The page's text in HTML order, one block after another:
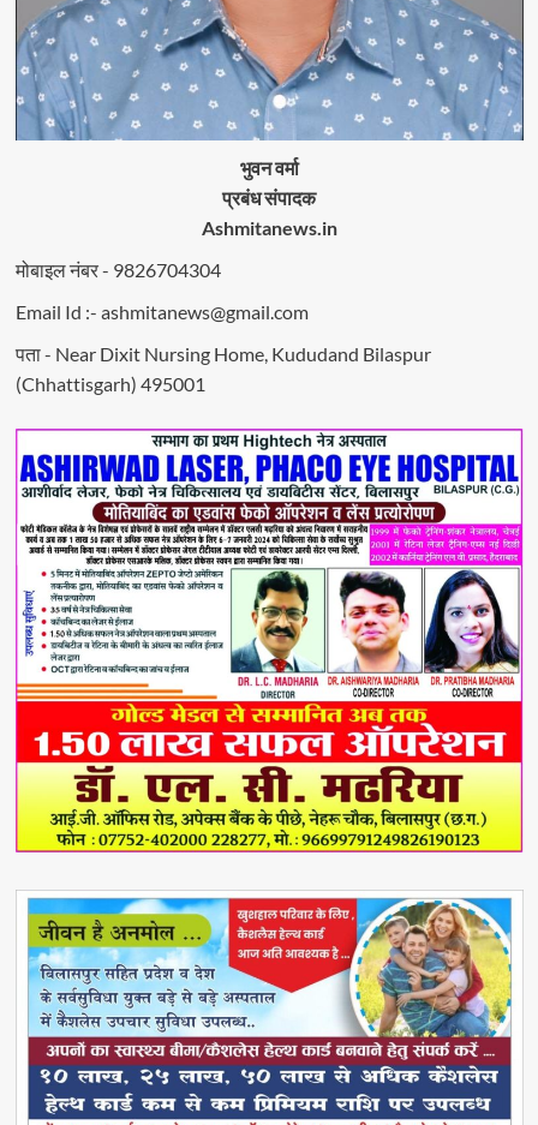
भुवन वर्मा
प्रबंध संपादक
Ashmitanews.in
मोबाइल नंबर - 9826704304
Email Id :- ashmitanews@gmail.com
पता - Near Dixit Nursing Home, Kududand Bilaspur
(Chhattisgarh) 495001